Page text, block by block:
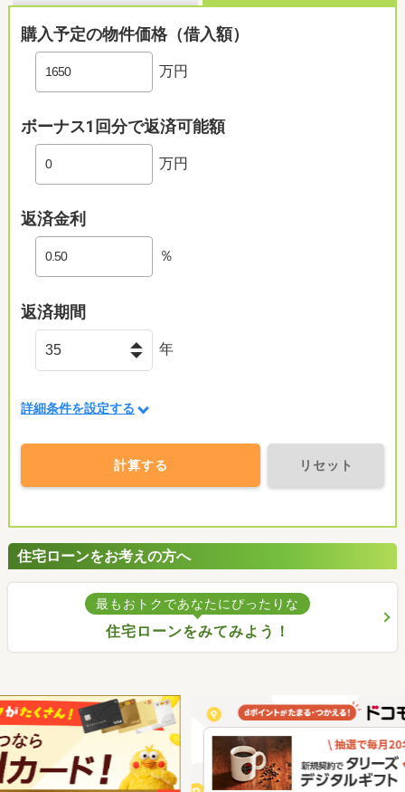
購入予定の物件価格（借入額）
万円
ボーナス1回分で返済可能額
万円
返済金利
％
返済期間
年
詳細条件を設定する
計算する リセット
住宅ローンをお考えの方へ
最もおトクであなたにぴったりな
住宅ローンをみてみよう！